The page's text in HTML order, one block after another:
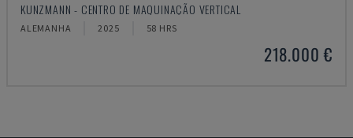
KUNZMANN - CENTRO DE MAQUINAÇÃO VERTICAL
ALEMANHA 2025 58 HRS
218.000 €